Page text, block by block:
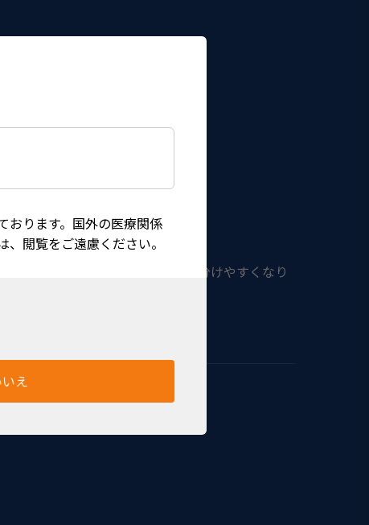
おります。国外の医療関係
閲覧をご遠慮ください。
え
ンを採用したことで、容易に見分けやすくなり